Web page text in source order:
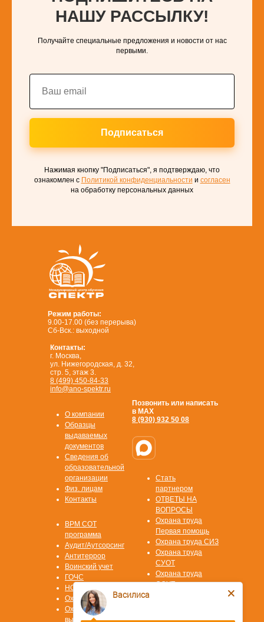
НАШУ РАССЫЛКУ!
Получайте специальные предложения и новости от нас
первыми.
Подписаться
Нажимая кнопку "Подписаться", я подтверждаю, что
ознакомлен с Политикой конфиденциальности и согласен
на обработку персональных данных
Режим работы:
9.00-17.00 (без перерыва)
Сб-Вск.: выходной
Позвонить или написать
в MAX
8 (930) 932 50 08
Контакты:
г. Москва,
ул. Нижегородская, д. 32,
стр. 5, этаж 3.
8 (499) 450-84-33
info@ano-spektr.ru
Стать
партнером
ОТВЕТЫ НА
ВОПРОСЫ
ВРМ СОТ
программа
Аудит/Аутсорсинг
Антитеррор
Воинский учет
ГОЧС
НОК ЦОК
Охрана труда
Охрана труда на
высоте ОТВ
Охрана труда
Первая помощь
Охрана труда СИЗ
Охрана труда
СУОТ
Охрана труда
СОУТ
О компании
Образцы
выдаваемых
документов
Сведения об
образовательной
организации
Физ. лицам
Контакты
Василиса